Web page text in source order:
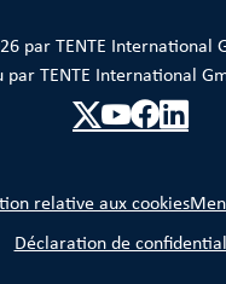
par TENTE International
par TENTE International
relative aux cookies
Déclaration de